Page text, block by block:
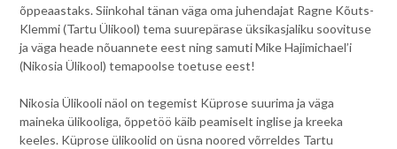
õppeaastaks. Siinkohal tänan väga oma juhendajat Ragne Kõuts-
Klemmi (Tartu Ülikool) tema suurepärase üksikasjaliku soovituse
ja väga heade nõuannete eest ning samuti Mike Hajimichael’i
(Nikosia Ülikool) temapoolse toetuse eest!
Nikosia Ülikooli näol on tegemist Küprose suurima ja väga
maineka ülikooliga, õppetöö käib peamiselt inglise ja kreeka
keeles. Küprose ülikoolid on üsna noored võrreldes Tartu